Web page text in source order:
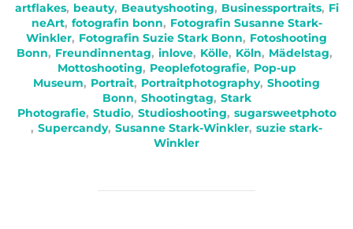
artflakes, beauty, Beautyshooting, Businessportraits, Fi
neArt, fotografin bonn, Fotografin Susanne Stark-
Winkler, Fotografin Suzie Stark Bonn, Fotoshooting
Bonn, Freundinnentag, inlove, Kölle, Köln, Mädelstag,
Mottoshooting, Peoplefotografie, Pop-up
Museum, Portrait, Portraitphotography, Shooting
Bonn, Shootingtag, Stark
Photografie, Studio, Studioshooting, sugarsweetphoto
, Supercandy, Susanne Stark-Winkler, suzie stark-
Winkler